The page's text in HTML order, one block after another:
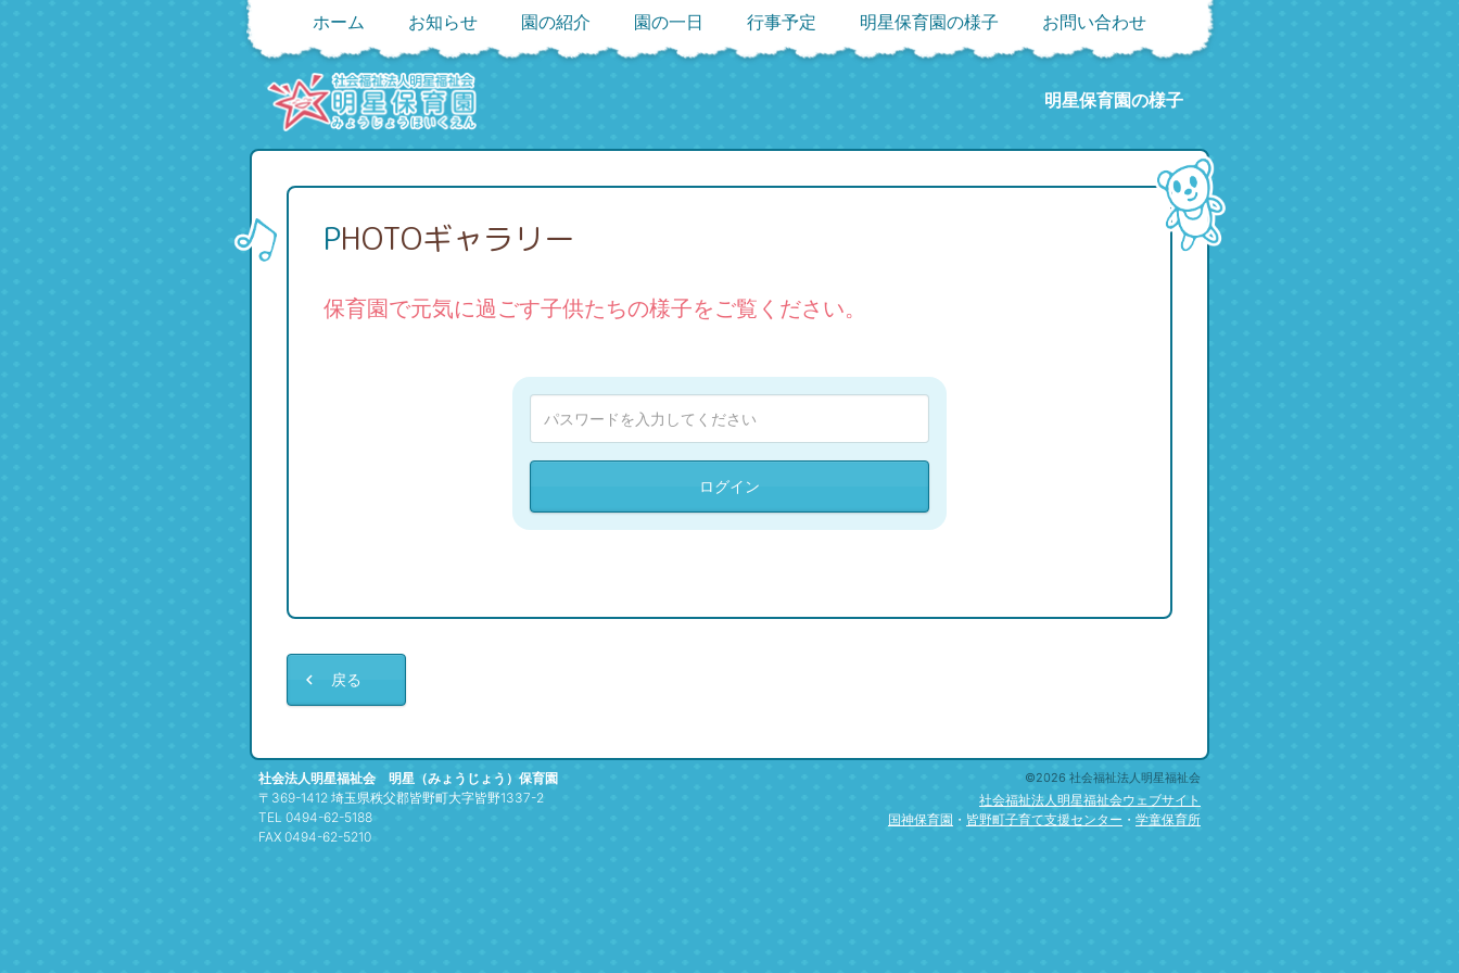
ホーム お知らせ 園の紹介 園の一日 行事予定 明星保育園の様子 お問い合わせ
明星保育園の様子
PHOTOギャラリー
保育園で元気に過ごす子供たちの様子をご覧ください。
戻る
社会法人明星福祉会 明星（みょうじょう）保育園
〒369-1412 埼玉県秩父郡皆野町大字皆野1337-2
TEL 0494-62-5188
FAX 0494-62-5210
©2026 社会福祉法人明星福祉会
社会福祉法人明星福祉会ウェブサイト
国神保育園 ・ 皆野町子育て支援センター ・ 学童保育所